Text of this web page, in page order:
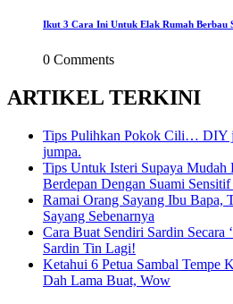
Ikut 3 Cara Ini Untuk Elak Rumah Berbau
0 Comments
ARTIKEL TERKINI
Tips Pulihkan Pokok Cili… DIY
jumpa.
Tips Untuk Isteri Supaya Mudah
Berdepan Dengan Suami Sensitif
Ramai Orang Sayang Ibu Bapa,
Sayang Sebenarnya
Cara Buat Sendiri Sardin Secara
Sardin Tin Lagi!
Ketahui 6 Petua Sambal Tempe
Dah Lama Buat, Wow